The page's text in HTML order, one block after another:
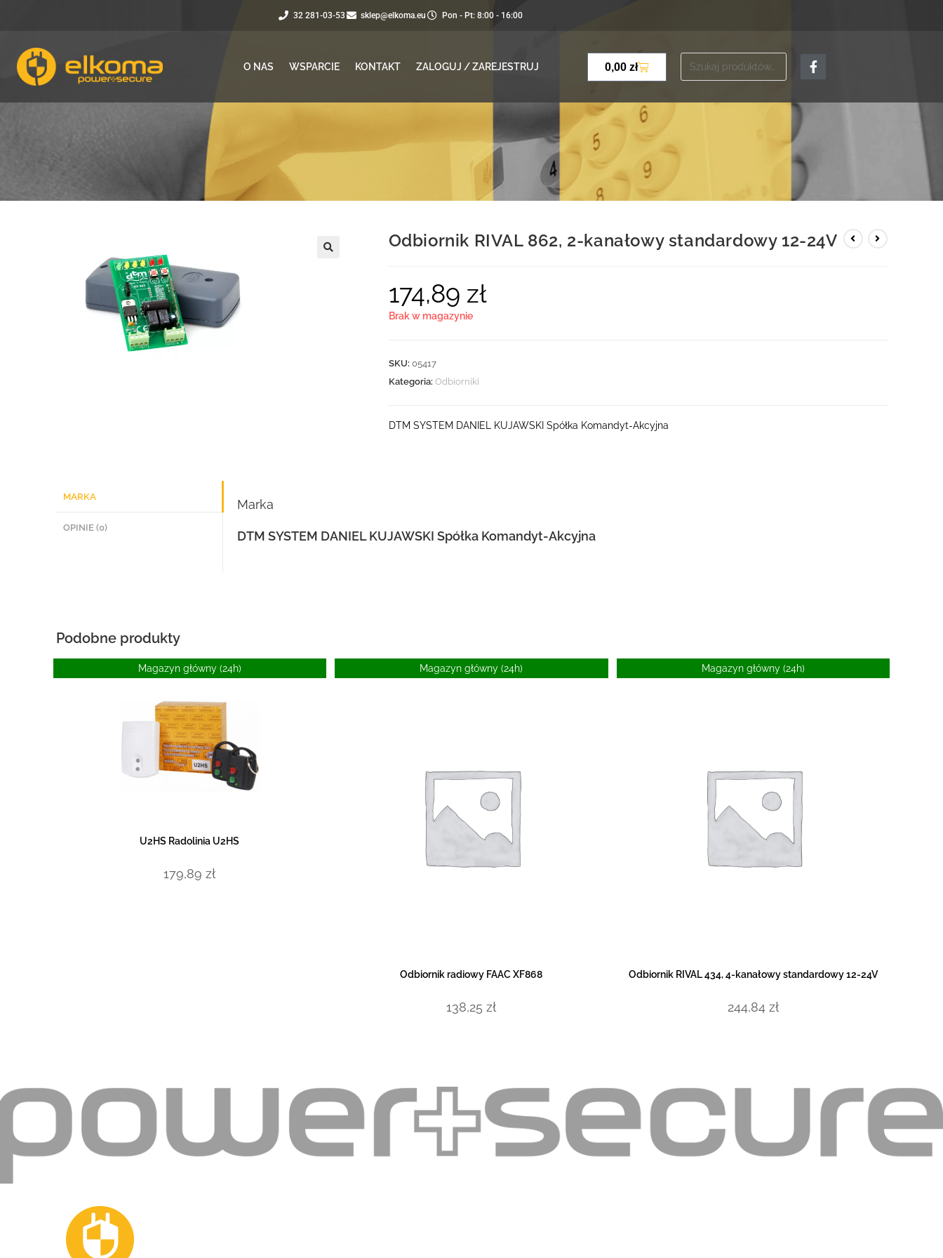
32 281-03-53 sklep@elkoma.eu Pon - Pt: 8:00 - 16:00
O NAS WSPARCIE KONTAKT ZALOGUJ / ZAREJESTRUJ 0,00zł
Odbiornik RIVAL 862, 2-kanałowy standardowy 12-24V
174,89 zł
Brak w magazynie
SKU: 05417
Kategoria: Odbiorniki
DTM SYSTEM DANIEL KUJAWSKI Spółka Komandyt-Akcyjna
MARKA
OPINIE (0)
Marka
DTM SYSTEM DANIEL KUJAWSKI Spółka Komandyt-Akcyjna
Podobne produkty
Magazyn główny (24h)
U2HS Radolinia U2HS
179,89zł
Magazyn główny (24h)
Odbiornik radiowy FAAC XF868
138,25zł
Magazyn główny (24h)
Odbiornik RIVAL 434, 4-kanałowy standardowy 12-24V
244,84zł